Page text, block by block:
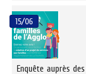
15/06
Enquête auprès